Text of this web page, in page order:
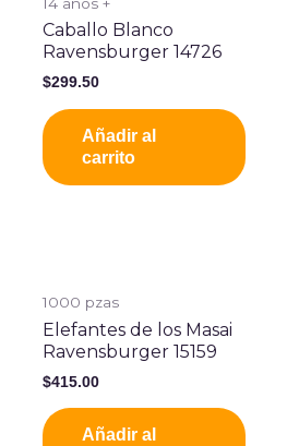
Caballo Blanco
Ravensburger 14726
$299.50
Añadir al
carrito
1000 pzas
Elefantes de los Masai
Ravensburger 15159
$415.00
Añadir al